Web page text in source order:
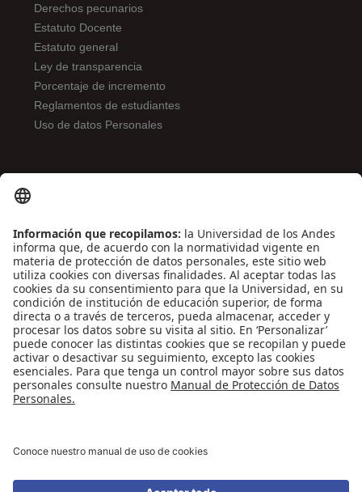
Derechos pecunarios
Estatuto Docente
Estatuto general
Ley de transparencia
Porcentaje de incremento
Reglamentos de estudiantes
Uso de datos Personales
Contáctenos
Biblioguías
Preguntas frecuentes
Capacitación
Directrices
Entretenimiento
Compra de libros y material audiovisual